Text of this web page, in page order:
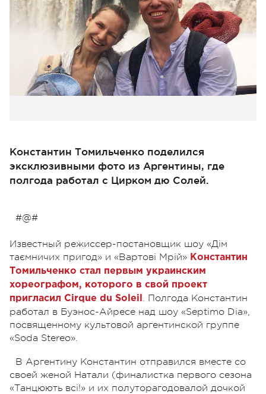
Константин Томильченко поделился
эксклюзивными фото из Аргентины, где
полгода работал с Цирком дю Солей.
#@#
Известный режиссер-постановщик шоу «Дім
таємничих пригод» и «Вартові Мрій» Константин
Томильченко стал первым украинским
хореографом, которого в свой проект
пригласил Cirque du Soleil . Полгода Константин
работал в Буэнос-Айресе над шоу «Septimo Dia»,
посвященному культовой аргентинской группе
«Soda Stereo».
В Аргентину Константин отправился вместе со
своей женой Натали (финалистка первого сезона
«Танцюють всі!» и их полуторагодовалой дочкой